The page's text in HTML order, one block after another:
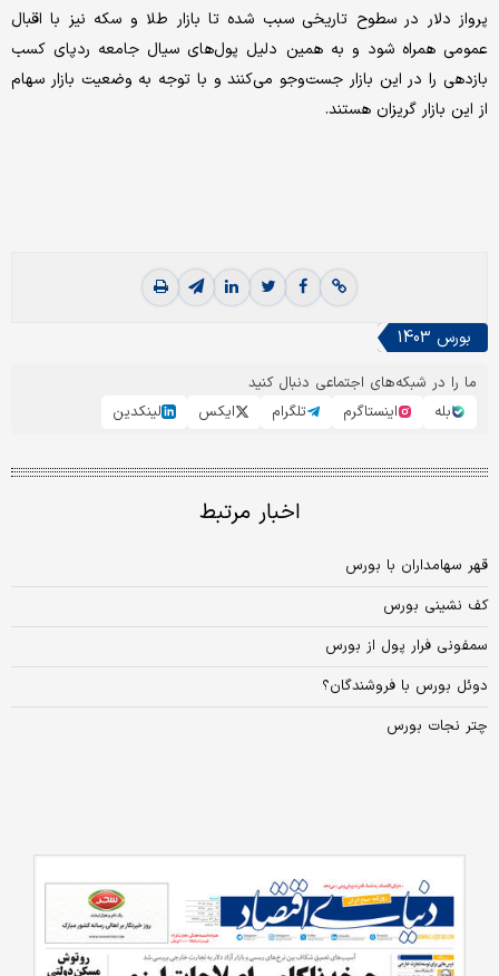
پرواز دلار در سطوح تاریخی سبب شده تا بازار طلا و سکه نیز با اقبال
عمومی همراه شود و به همین دلیل پول‌های سیال جامعه ردپای کسب
بازدهی را در این بازار جست‌و‌جو می‌کنند و با توجه به وضعیت بازار سهام
از این بازار گریزان هستند.
بورس 1403
ما را در شبکه‌های اجتماعی دنبال کنید
بله
اینستاگرم تلگرام ایکس لینکدین
اخبار مرتبط
قهر سهامداران با بورس
کف نشینی بورس
سمفونی فرار پول از بورس
دوئل بورس با فروشندگان؟
چتر نجات بورس